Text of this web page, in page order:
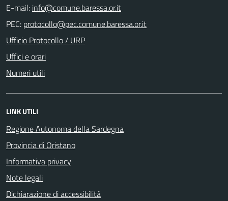
E-mail:
PEC:
Ufficio Protocollo / URP
Uffici e orari
Numeri utili
LINK UTILI
Regione Autonoma della Sardegna
Provincia di Oristano
Informativa privacy
Note legali
Dichiarazione di accessibilità